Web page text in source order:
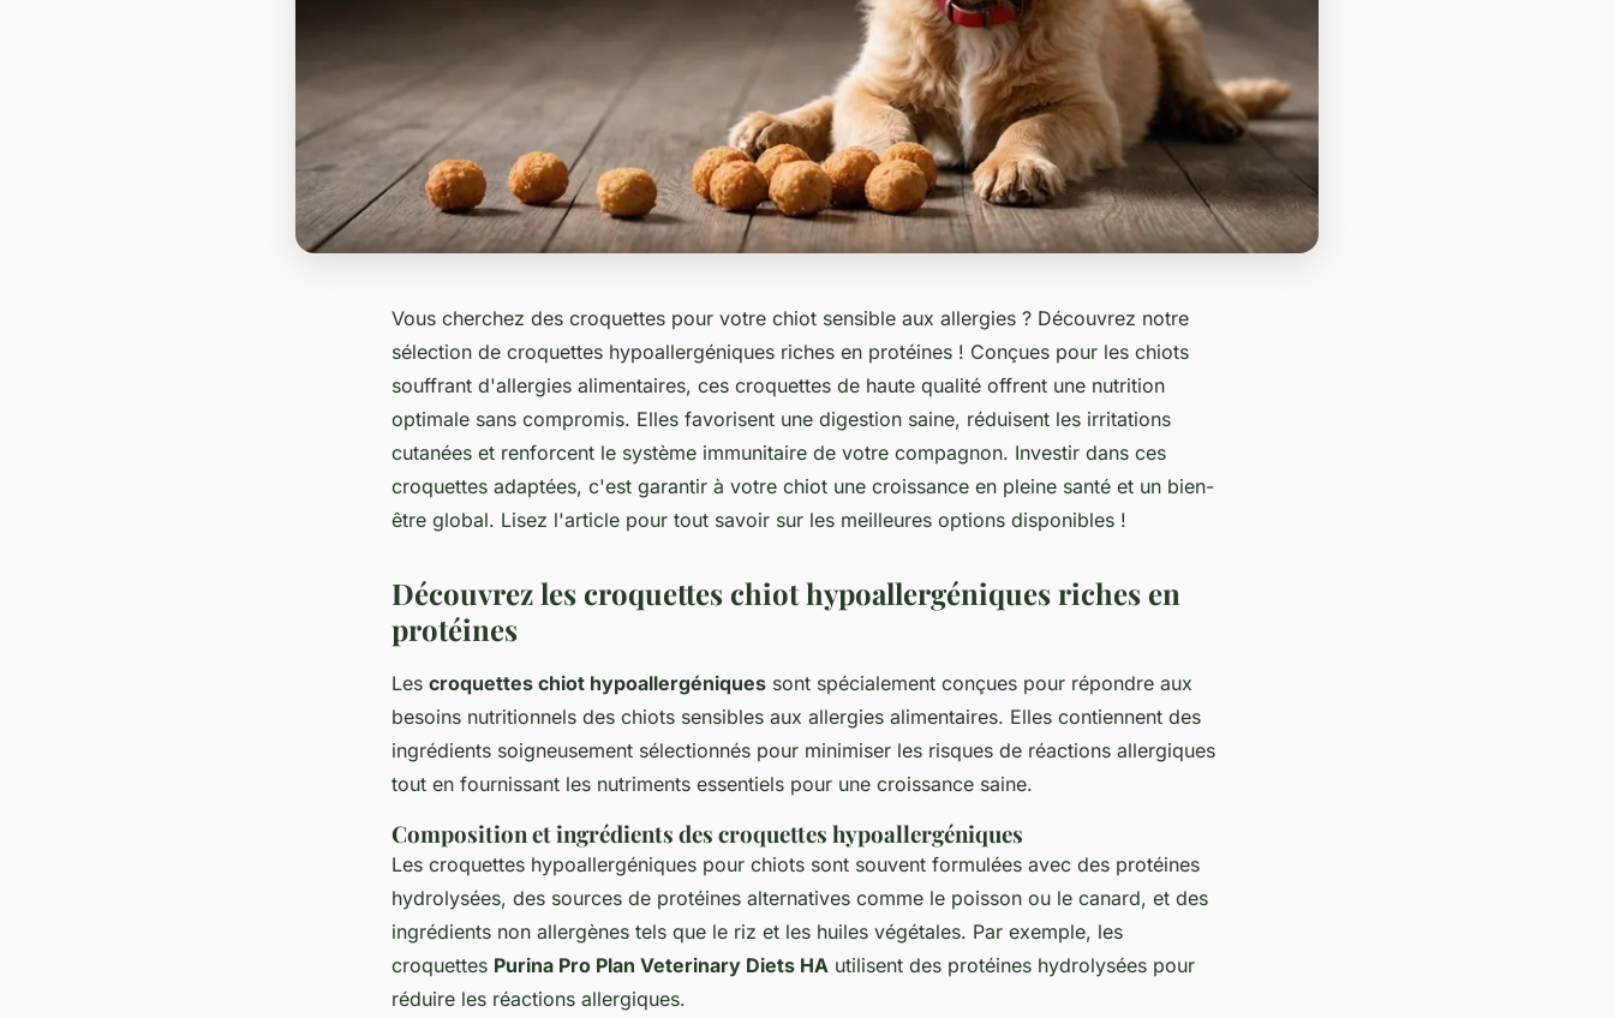
Vous cherchez des croquettes pour votre chiot sensible aux allergies ? Découvrez notre
sélection de croquettes hypoallergéniques riches en protéines ! Conçues pour les chiots
souffrant d'allergies alimentaires, ces croquettes de haute qualité offrent une nutrition
optimale sans compromis. Elles favorisent une digestion saine, réduisent les irritations
cutanées et renforcent le système immunitaire de votre compagnon. Investir dans ces
croquettes adaptées, c'est garantir à votre chiot une croissance en pleine santé et un bien-
être global. Lisez l'article pour tout savoir sur les meilleures options disponibles !
Découvrez les croquettes chiot hypoallergéniques riches en
protéines
Les croquettes chiot hypoallergéniques sont spécialement conçues pour répondre aux
besoins nutritionnels des chiots sensibles aux allergies alimentaires. Elles contiennent des
ingrédients soigneusement sélectionnés pour minimiser les risques de réactions allergiques
tout en fournissant les nutriments essentiels pour une croissance saine.
Composition et ingrédients des croquettes hypoallergéniques
Les croquettes hypoallergéniques pour chiots sont souvent formulées avec des protéines
hydrolysées, des sources de protéines alternatives comme le poisson ou le canard, et des
ingrédients non allergènes tels que le riz et les huiles végétales. Par exemple, les
croquettes Purina Pro Plan Veterinary Diets HA utilisent des protéines hydrolysées pour
réduire les réactions allergiques.